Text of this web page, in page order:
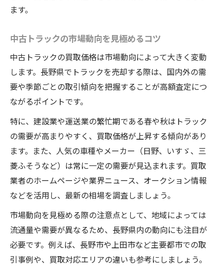
廃車トラックでも高額査定を実現する工夫
事故歴ありトラック買取時の疑問を解消
トラック売却をスムーズに進めるコツ
トラック売却時のスケジュール管理ポイン
ト
査定予約から売却完了までの流れ解説
中古トラック売却で失敗しないための準備
トラック問い合わせ時の伝え方が重要な理
由
買取サービスを比較して選ぶメリット
査定額アップに繋がる車両管理の極意
日頃のトラック管理が査定額に直結する理
由
車両メンテナンスでトラック高額買取を目
指す
ます。
中古トラックの市場動向を見極めるコツ
中古トラックの買取価格は市場動向によって大きく変動
します。長野県でトラックを売却する際は、国内外の需
要や季節ごとの取引傾向を把握することが高額査定につ
ながるポイントです。
特に、建設業や運送業の繁忙期である春や秋はトラック
の需要が高まりやすく、買取価格が上昇する傾向があり
ます。また、人気の車種やメーカー（日野、いすゞ、三
菱ふそうなど）は常に一定の需要が見込まれます。買取
業者のホームページや業界ニュース、オークション情報
などを活用し、最新の相場を調査しましょう。
市場動向を見極める際の注意点として、地域によっては
流通量や需要が異なるため、長野県内の動向にも注目が
必要です。例えば、長野市や上田市など主要都市での取
引事例や、買取対応エリアの違いも参考にしましょう。